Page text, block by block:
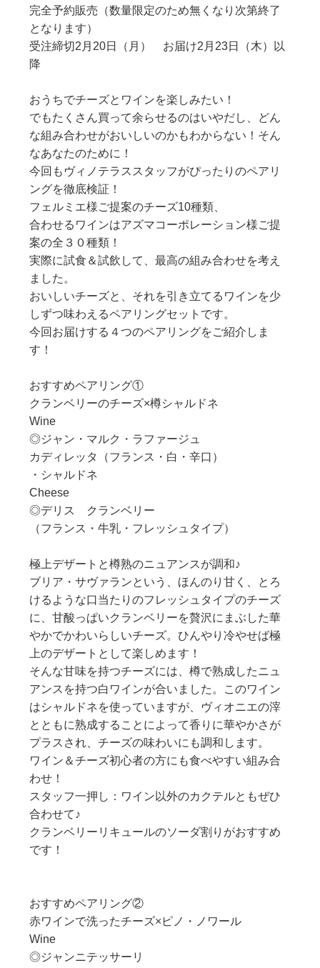
完全予約販売（数量限定のため無くなり次第終了
となります）
受注締切2月20日（月） お届け2月23日（木）以
降
おうちでチーズとワインを楽しみたい！
でもたくさん買って余らせるのはいやだし、どん
な組み合わせがおいしいのかもわからない！そん
なあなたのために！
今回もヴィノテラススタッフがぴったりのペアリ
ングを徹底検証！
フェルミエ様ご提案のチーズ10種類、
合わせるワインはアズマコーポレーション様ご提
案の全３０種類！
実際に試食＆試飲して、最高の組み合わせを考え
ました。
おいしいチーズと、それを引き立てるワインを少
しずつ味わえるペアリングセットです。
今回お届けする４つのペアリングをご紹介しま
す！
おすすめペアリング①
クランベリーのチーズ×樽シャルドネ
Wine
◎ジャン・マルク・ラファージュ
カディレッタ（フランス・白・辛口）
・シャルドネ
Cheese
◎デリス クランベリー
（フランス・牛乳・フレッシュタイプ）
極上デザートと樽熟のニュアンスが調和♪
ブリア・サヴァランという、ほんのり甘く、とろ
けるような口当たりのフレッシュタイプのチーズ
に、甘酸っぱいクランベリーを贅沢にまぶした華
やかでかわいらしいチーズ。ひんやり冷やせば極
上のデザートとして楽しめます！
そんな甘味を持つチーズには、樽で熟成したニュ
アンスを持つ白ワインが合いました。このワイン
はシャルドネを使っていますが、ヴィオニエの滓
とともに熟成することによって香りに華やかさが
プラスされ、チーズの味わいにも調和します。
ワイン＆チーズ初心者の方にも食べやすい組み合
わせ！
スタッフ一押し：ワイン以外のカクテルともぜひ
合わせて♪
クランベリーリキュールのソーダ割りがおすすめ
です！
おすすめペアリング②
赤ワインで洗ったチーズ×ピノ・ノワール
Wine
◎ジャンニテッサーリ